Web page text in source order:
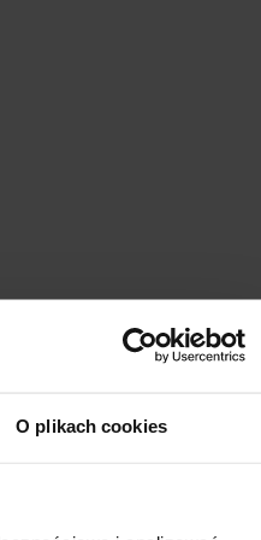
O plikach cookies